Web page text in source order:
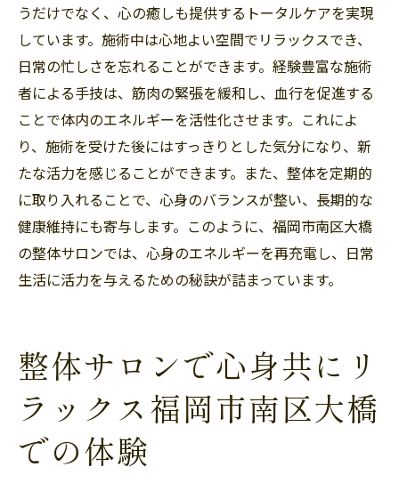
うだけでなく、心の癒しも提供するトータルケアを実現
しています。施術中は心地よい空間でリラックスでき、
日常の忙しさを忘れることができます。経験豊富な施術
者による手技は、筋肉の緊張を緩和し、血行を促進する
ことで体内のエネルギーを活性化させます。これによ
り、施術を受けた後にはすっきりとした気分になり、新
たな活力を感じることができます。また、整体を定期的
に取り入れることで、心身のバランスが整い、長期的な
健康維持にも寄与します。このように、福岡市南区大橋
の整体サロンでは、心身のエネルギーを再充電し、日常
生活に活力を与えるための秘訣が詰まっています。
整体サロンで心身共にリ
ラックス福岡市南区大橋
での体験